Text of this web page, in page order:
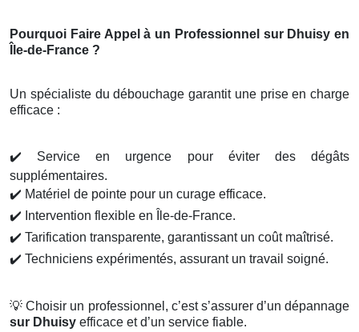
Pourquoi Faire Appel à un Professionnel sur Dhuisy en
Île-de-France ?
Un spécialiste du débouchage garantit une prise en charge
efficace :
✔️ Service en urgence pour éviter des dégâts
supplémentaires.
✔️ Matériel de pointe pour un curage efficace.
✔️ Intervention flexible en Île-de-France.
✔️ Tarification transparente, garantissant un coût maîtrisé.
✔️ Techniciens expérimentés, assurant un travail soigné.
💡 Choisir un professionnel, c’est s’assurer d’un dépannage
sur Dhuisy efficace et d’un service fiable.